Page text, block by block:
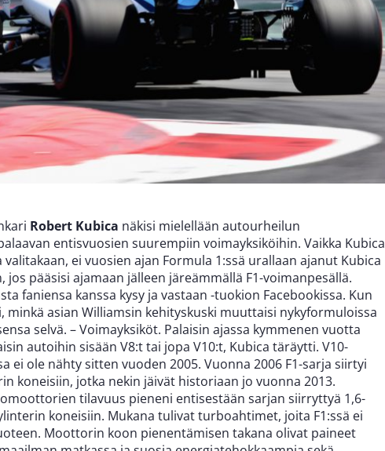
Robert Kubica näkisi mielellään autourheilun
entisvuosien suurempiin voimayksiköihin. Vaikka Kubica
ei vuosien ajan Formula 1:ssä urallaan ajanut Kubica
jos pääsisi ajamaan jälleen järeämmällä F1-voimanpesällä.
faniensa kanssa kysy ja vastaan -tuokion Facebookissa. Kun
minkä asian Williamsin kehityskuski muuttaisi nykyformuloissa
selvä. – Voimayksiköt. Palaisin ajassa kymmenen vuotta
autoihin sisään V8:t tai jopa V10:t, Kubica täräytti. V10-
ei ole nähty sitten vuoden 2005. Vuonna 2006 F1-sarja siirtyi
koneisiin, jotka nekin jäivät historiaan jo vuonna 2013.
tilavuus pieneni entisestään sarjan siirryttyä 1,6-
koneisiin. Mukana tulivat turboahtimet, joita F1:ssä ei
Moottorin koon pienentämisen takana olivat paineet